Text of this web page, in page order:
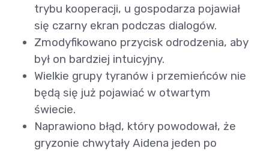
trybu kooperacji, u gospodarza pojawiał
się czarny ekran podczas dialogów.
Zmodyfikowano przycisk odrodzenia, aby
był on bardziej intuicyjny.
Wielkie grupy tyranów i przemieńców nie
będą się już pojawiać w otwartym
świecie.
Naprawiono błąd, który powodował, że
gryzonie chwytały Aidena jeden po